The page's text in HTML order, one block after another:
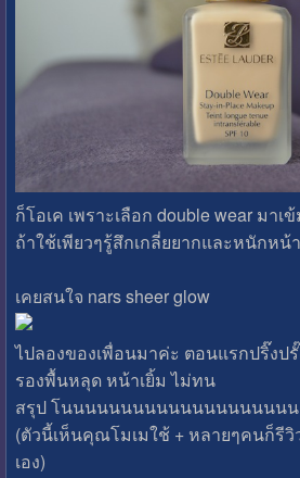
ก็โอเค เพราะเลือก double wear มาเ
ถ้าใช้เพียวๆรู้สึกเกลี่ยยากและหนักห
เคยสนใจ nars sheer glow
ไปลองของเพื่อนมาค่ะ ตอนแรกปริ๊งป
รองพื้นหลุด หน้าเยิ้ม ไม่ทน
สรุป โนนนนนนนนนนนนนนนนนนนน
(ตัวนี้เห็นคุณโมเมใช้ + หลายๆคนก็รีวิ
เอง)